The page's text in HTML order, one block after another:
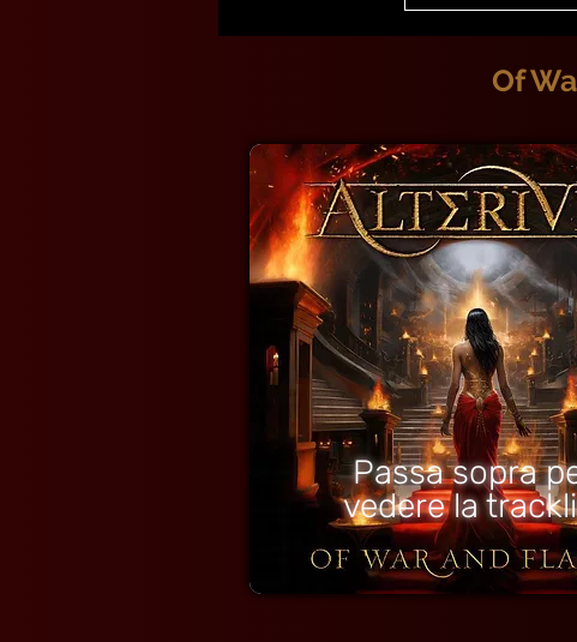
Of
Passa sopra
vedere la